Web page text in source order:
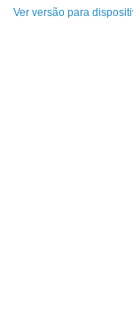
Ver versão para